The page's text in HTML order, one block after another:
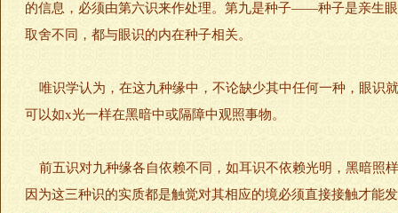
的信息，必须由第六识来作处理。第九是种子——种子是亲生
取舍不同，都与眼识的内在种子相关。
唯识学认为，在这九种缘中，不论缺少其中任何一种，眼识
可以如x光一样在黑暗中或隔障中观照事物。
前五识对九种缘各自依赖不同，如耳识不依赖光明，黑暗照
因为这三种识的实质都是触觉对其相应的境必须直接接触才能